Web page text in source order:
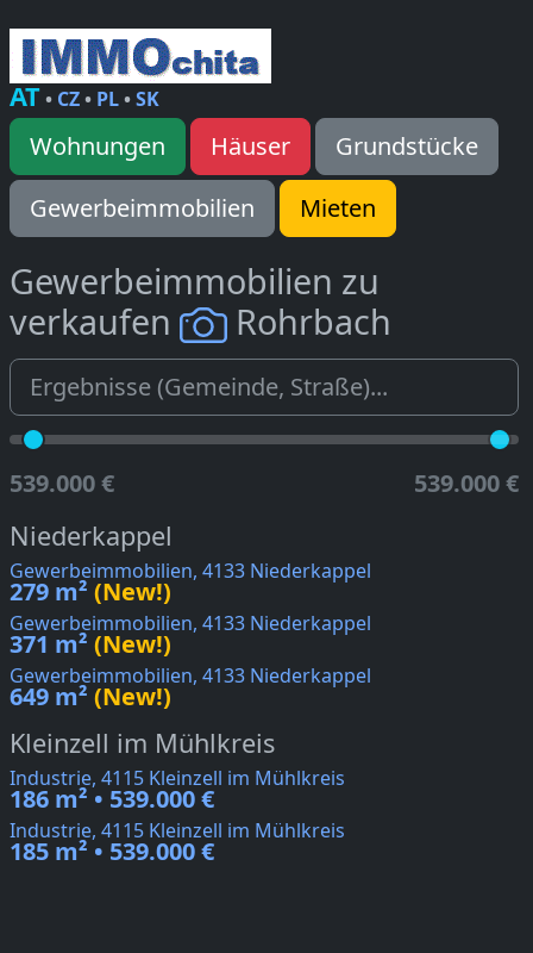
AT• CZ• PL•SK
Wohnungen Häuser
Grundstücke
Gewerbeimmobilien
Mieten
Gewerbeimmobilien zu
verkaufen
Rohrbach
539.000 € 539.000 €
Niederkappel
Gewerbeimmobilien, 4133 Niederkappel
279 m² (New!)
Gewerbeimmobilien, 4133 Niederkappel
371 m² (New!)
Gewerbeimmobilien, 4133 Niederkappel
649 m² (New!)
Kleinzell im Mühlkreis
Industrie, 4115 Kleinzell im Mühlkreis
186 m² • 539.000 €
Industrie, 4115 Kleinzell im Mühlkreis
185 m² • 539.000 €